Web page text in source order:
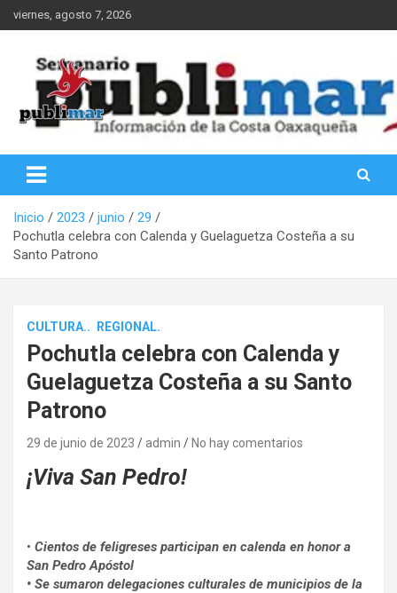
Saltar
al
viernes, agosto 7, 2026
PubliMar
Inicio 2023 junio
29
Pochutla celebra con Calenda y Guelaguetza Costeña a su
Santo Patrono
CULTURA.. REGIONAL.
Pochutla celebra con Calenda y
Guelaguetza Costeña a su Santo
Patrono
29 de junio de 2023 admin No hay comentarios
¡Viva San Pedro!
• Cientos de feligreses participan en calenda en honor a
San Pedro Apóstol
• Se sumaron delegaciones culturales de municipios de la